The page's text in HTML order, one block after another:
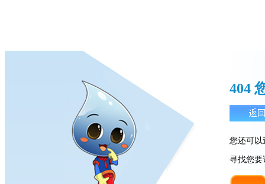
404
您还可
寻找您要